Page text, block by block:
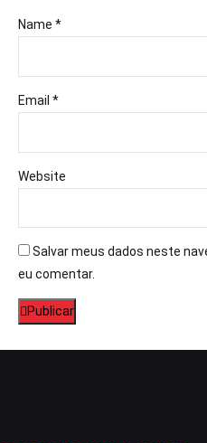
Name *
Email *
Website
Salvar meus dados neste
eu comentar.
Publicar